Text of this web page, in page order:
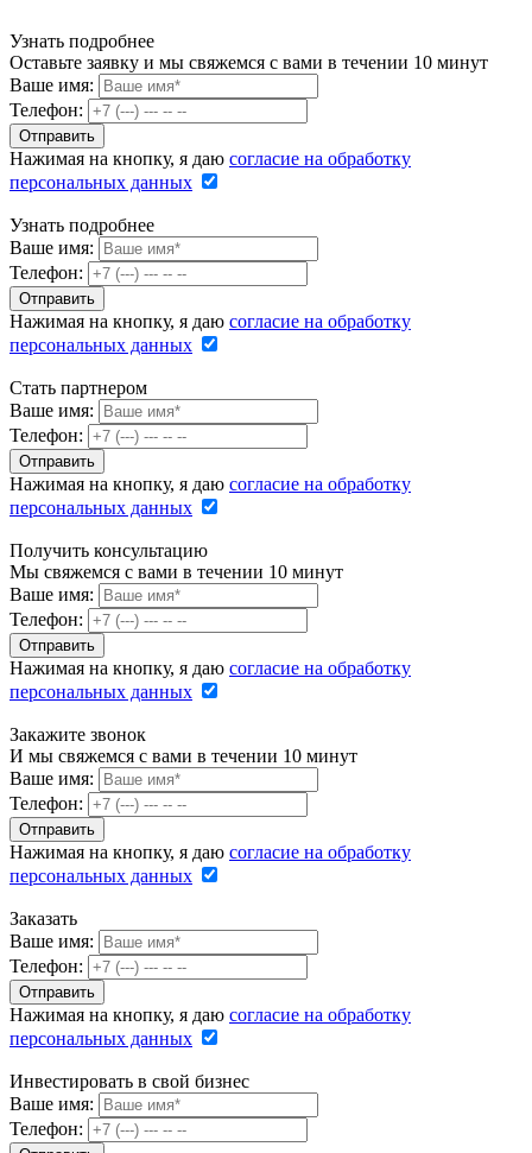
Узнать подробнее
Оставьте заявку и мы свяжемся с вами в течении 10 минут
Ваше имя:
Телефон:
Нажимая на кнопку, я даю согласие на обработку
персональных данных
Узнать подробнее
Ваше имя:
Телефон:
Нажимая на кнопку, я даю согласие на обработку
персональных данных
Стать партнером
Ваше имя:
Телефон:
Нажимая на кнопку, я даю согласие на обработку
персональных данных
Получить консультацию
Мы свяжемся с вами в течении 10 минут
Ваше имя:
Телефон:
Нажимая на кнопку, я даю согласие на обработку
персональных данных
Закажите звонок
И мы свяжемся с вами в течении 10 минут
Ваше имя:
Телефон:
Нажимая на кнопку, я даю согласие на обработку
персональных данных
Заказать
Ваше имя:
Телефон:
Нажимая на кнопку, я даю согласие на обработку
персональных данных
Инвестировать в свой бизнес
Ваше имя:
Телефон: